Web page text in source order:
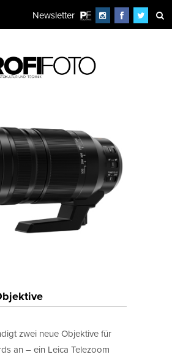
Newsletter
zwei neue Objektive für
an – ein Leica Telezoom